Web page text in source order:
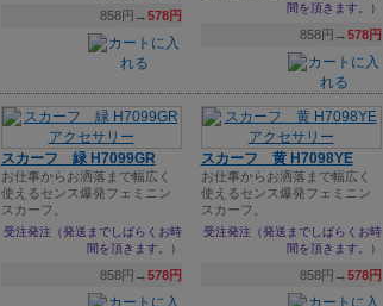
858円→578円
間を頂きます。）
858円→578円
スカーフ 緑 H7099GR
お仕事からお洒落まで幅広く
使えるセンス爆発フェミニン
スカーフ。
受注発注（発送までしばらくお時
間を頂きます。）
858円→578円
スカーフ 黄 H7098YE
お仕事からお洒落まで幅広く
使えるセンス爆発フェミニン
スカーフ。
受注発注（発送までしばらくお時
間を頂きます。）
858円→578円